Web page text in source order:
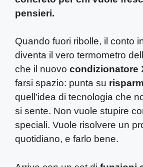
pensieri.
Quando fuori ribolle, il conto
diventa il vero termometro
che il nuovo condizionatore
farsi spazio: punta su
quell’idea di tecnologia che
si sente. Non vuole stupire
speciali. Vuole risolvere un
quotidiano, e farlo bene.